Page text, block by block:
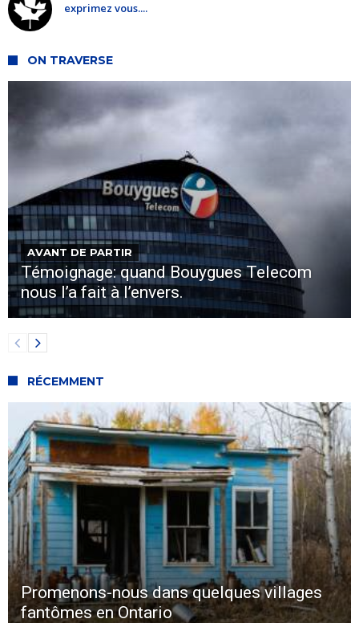
exprimez vous....
ON TRAVERSE
AVANT DE PARTIR
Témoignage: quand Bouygues Telecom
nous l’a fait à l’envers.
RÉCEMMENT
Promenons-nous dans quelques villages
fantômes en Ontario